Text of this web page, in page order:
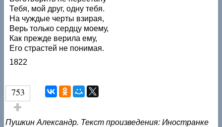
Тебя, мой друг, одну тебя.
На чуждые черты взирая,
Верь только сердцу моему,
Как прежде верила ему,
Его страстей не понимая.
1822
753
Голос за!
Пушкин Александр. Текст произведения: Иностранке